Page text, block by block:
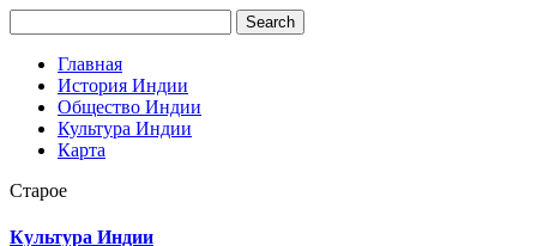
Главная
История Индии
Общество Индии
Культура Индии
Карта
Старое
Культура Индии